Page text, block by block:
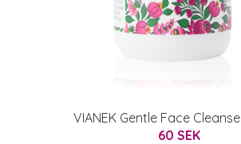
VIANEK Gentle Face
60 SEK